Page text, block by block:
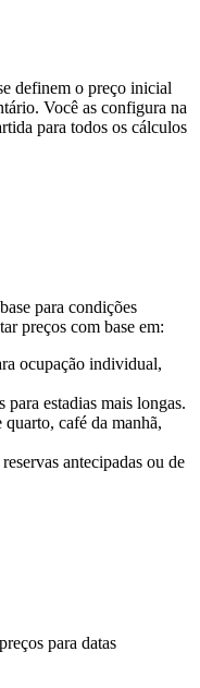
definem o preço inicial
Você as configura na
para todos os cálculos
para condições
preços com base em:
ocupação individual,
estadias mais longas.
café da manhã,
antecipadas ou de
para datas